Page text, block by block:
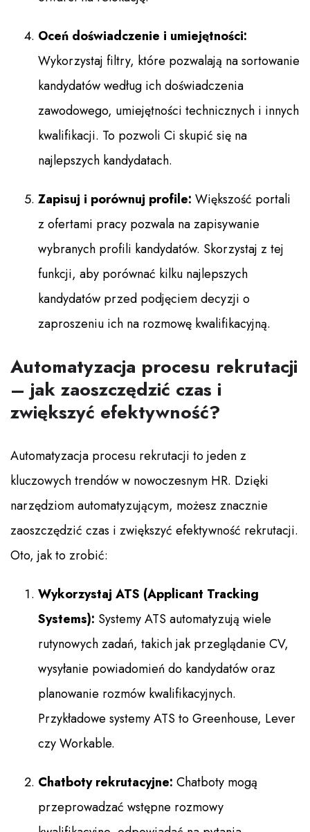
Oceń doświadczenie i umiejętności:
Wykorzystaj filtry, które pozwalają na sortowanie
kandydatów według ich doświadczenia
zawodowego, umiejętności technicznych i innych
kwalifikacji. To pozwoli Ci skupić się na
najlepszych kandydatach.
Zapisuj i porównuj profile: Większość portali
z ofertami pracy pozwala na zapisywanie
wybranych profili kandydatów. Skorzystaj z tej
funkcji, aby porównać kilku najlepszych
kandydatów przed podjęciem decyzji o
zaproszeniu ich na rozmowę kwalifikacyjną.
Automatyzacja procesu rekrutacji
– jak zaoszczędzić czas i
zwiększyć efektywność?
Automatyzacja procesu rekrutacji to jeden z
kluczowych trendów w nowoczesnym HR. Dzięki
narzędziom automatyzującym, możesz znacznie
zaoszczędzić czas i zwiększyć efektywność rekrutacji.
Oto, jak to zrobić:
Wykorzystaj ATS (Applicant Tracking
Systems): Systemy ATS automatyzują wiele
rutynowych zadań, takich jak przeglądanie CV,
wysyłanie powiadomień do kandydatów oraz
planowanie rozmów kwalifikacyjnych.
Przykładowe systemy ATS to Greenhouse, Lever
czy Workable.
Chatboty rekrutacyjne: Chatboty mogą
przeprowadzać wstępne rozmowy